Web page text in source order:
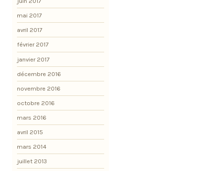
mai 2017
avril 2017
février 2017
janvier 2017
décembre 2016
novembre 2016
octobre 2016
mars 2016
avril 2015
mars 2014
juillet 2013